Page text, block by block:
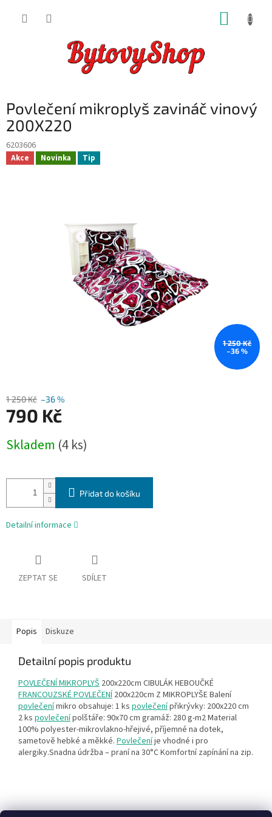
Povlečení mikroplyš zavináč vinový
200X220
6203606
Akce Novinka Tip
1 250 Kč
–36 %
1 250 Kč –36 %
790 Kč
cena:
Skladem (4 ks)
Přidat do košíku
Detailní informace
ZEPTAT SE SDÍLET
Popis Diskuze
Detailní popis produktu
POVLEČENÍ MIKROPLYŠ 200x220cm CIBULÁK HEBOUČKÉ
FRANCOUZSKÉ POVLEČENÍ 200x220cm Z MIKROPLYŠE Balení
povlečenímikro obsahuje: 1 ks povlečenípřikrývky: 200x220 cm
2 ks povlečenípolštáře: 90x70 cm gramáž: 280 g-m2 Material
100% polyester-mikrovlakno-hřejivé, příjemné na dotek,
sametově hebké a měkké. Povlečeníje vhodné i pro
alergiky.Snadna údržba – praní na 30°C Komfortní zapínání na zip.
á